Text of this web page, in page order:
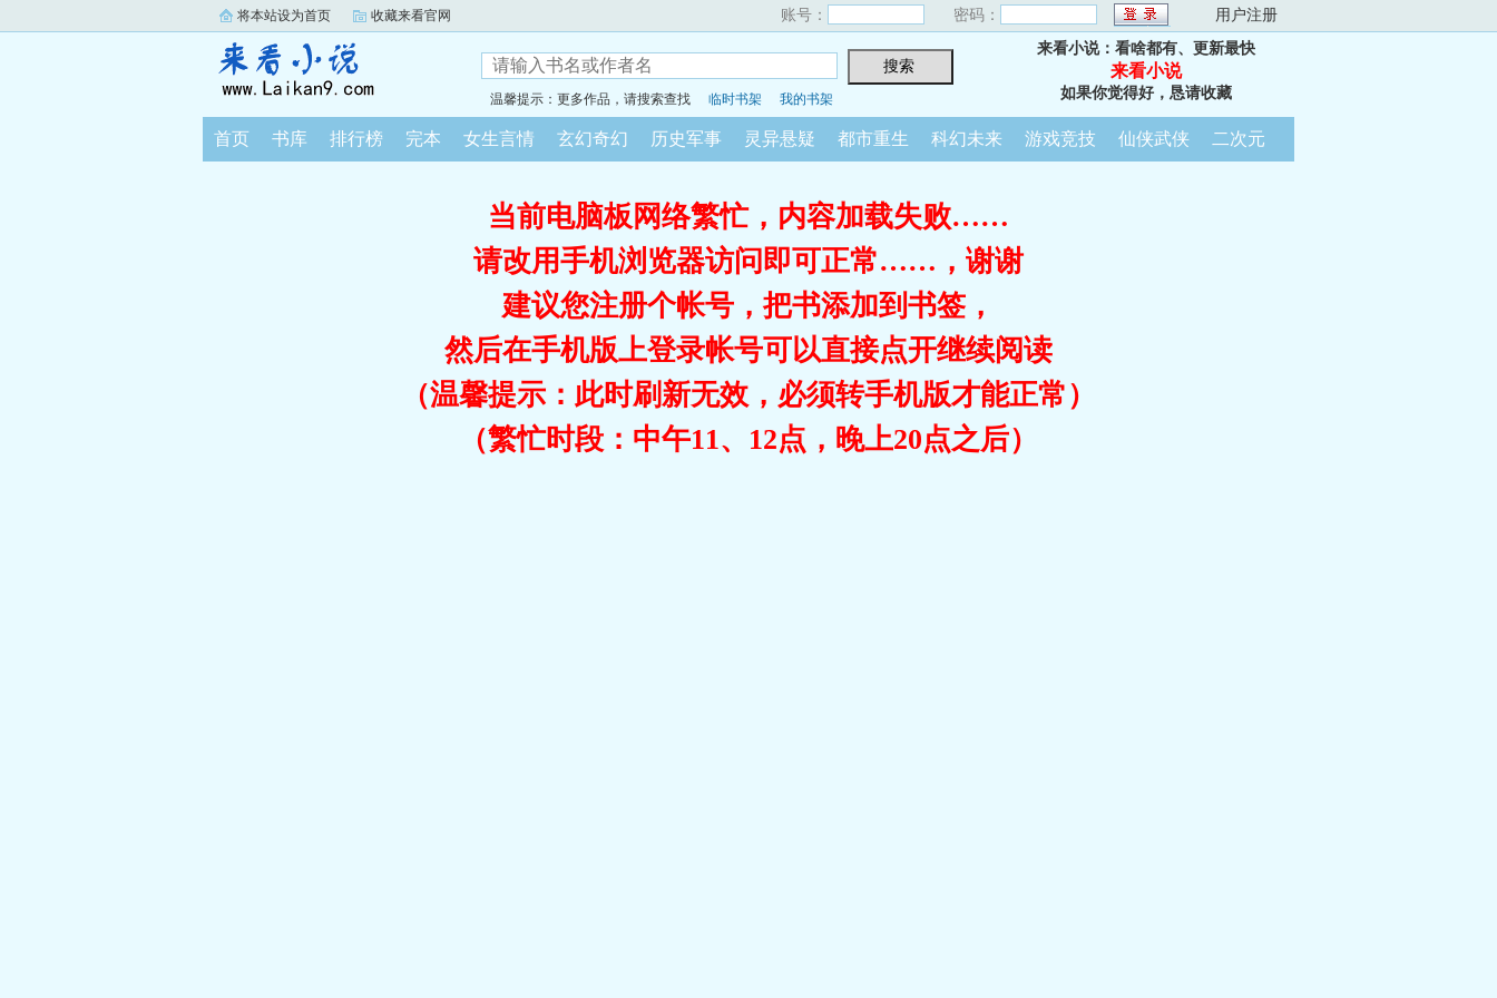
将本站设为首页 收藏来看官网 账号： 密码： 用户注册
温馨提示：更多作品，请搜索查找 临时书架 我的书架
来看小说：看啥都有、更新最快
来看小说
如果你觉得好，恳请收藏
首页 书库 排行榜 完本 女生言情 玄幻奇幻 历史军事 灵异悬疑 都市重生 科幻未来 游戏竞技 仙侠武侠 二次元
当前电脑板网络繁忙，内容加载失败……
请改用手机浏览器访问即可正常……，谢谢
建议您注册个帐号，把书添加到书签，
然后在手机版上登录帐号可以直接点开继续阅读
（温馨提示：此时刷新无效，必须转手机版才能正常）
（繁忙时段：中午11、12点，晚上20点之后）